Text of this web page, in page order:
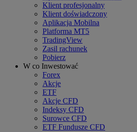
Klient profesjonalny
Klient doświadczony
Aplikacja Mobilna
Platforma MT5
TradingView
Zasil rachunek
Pobierz
W co Inwestować
Forex
Akcje
ETF
Akcje CFD
Indeksy CFD
Surowce CFD
ETF Fundusze CFD